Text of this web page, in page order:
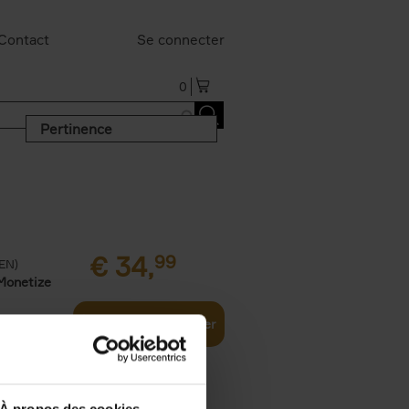
Se connecter
0
Pertinence
€ 34,99
Ajouter au panier